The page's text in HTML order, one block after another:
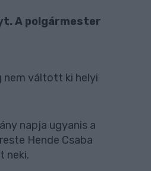
A polgármester
nem váltott ki helyi
napja ugyanis a
Hende Csaba
neki.